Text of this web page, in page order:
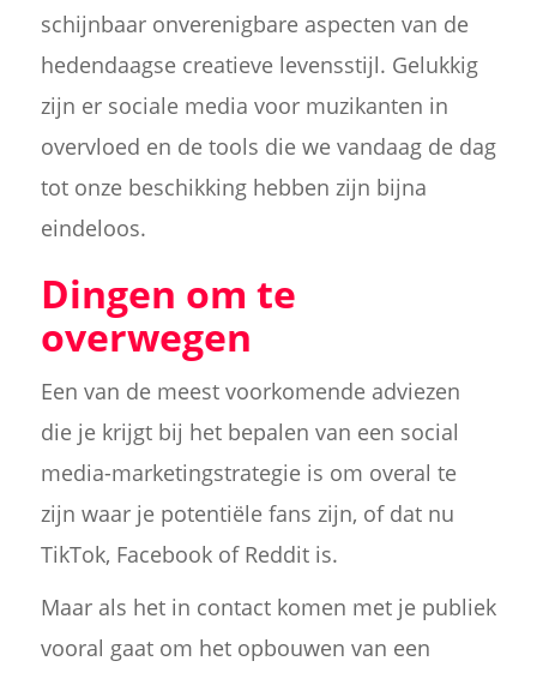
schijnbaar onverenigbare aspecten van de
hedendaagse creatieve levensstijl. Gelukkig
zijn er sociale media voor muzikanten in
overvloed en de tools die we vandaag de dag
tot onze beschikking hebben zijn bijna
eindeloos.
Dingen om te
overwegen
Een van de meest voorkomende adviezen
die je krijgt bij het bepalen van een social
media-marketingstrategie is om overal te
zijn waar je potentiële fans zijn, of dat nu
TikTok, Facebook of Reddit is.
Maar als het in contact komen met je publiek
vooral gaat om het opbouwen van een